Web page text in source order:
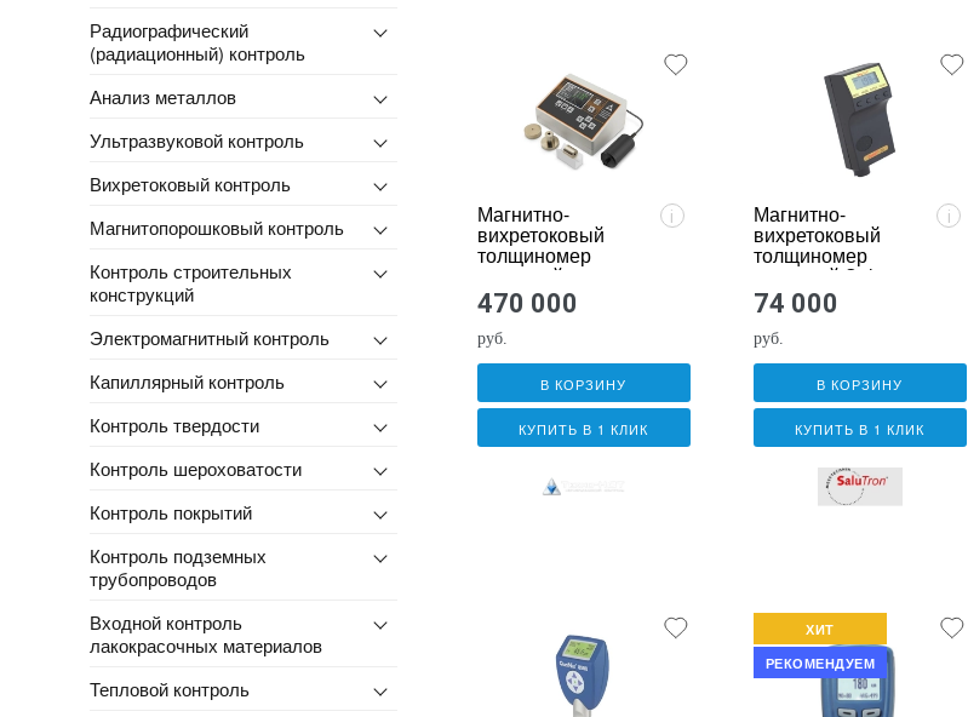
Радиографический
(радиационный) контроль
Анализ металлов
Ультразвуковой контроль
Вихретоковый контроль
Магнитопорошковый контроль
Контроль строительных
конструкций
Электромагнитный контроль
Капиллярный контроль
Контроль твердости
Контроль шероховатости
Контроль покрытий
Контроль подземных
трубопроводов
Входной контроль
лакокрасочных материалов
Тепловой контроль
Магнитно-
вихретоковый
толщиномер
покрытий
Пондерус
i
470 000
руб.
В КОРЗИНУ
КУПИТЬ В 1 КЛИК
Магнитно-
вихретоковый
толщиномер
покрытий Salutron
ComBi D3
i
74 000
руб.
В КОРЗИНУ
КУПИТЬ В 1 КЛИК
ХИТ
РЕКОМЕНДУЕМ